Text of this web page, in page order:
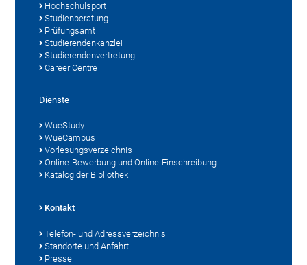
Hochschulsport
Studienberatung
Prüfungsamt
Studierendenkanzlei
Studierendenvertretung
Career Centre
Dienste
WueStudy
WueCampus
Vorlesungsverzeichnis
Online-Bewerbung und Online-Einschreibung
Katalog der Bibliothek
Kontakt
Telefon- und Adressverzeichnis
Standorte und Anfahrt
Presse